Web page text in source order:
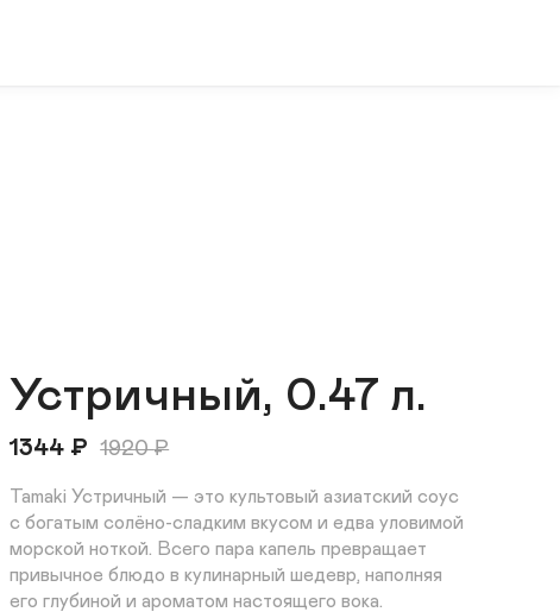
Устричный, 0.47 л.
1344 ₽ 1920₽
Tamaki Устричный — это культовый азиатский соус
с богатым солёно-сладким вкусом и едва уловимой
морской ноткой. Всего пара капель превращает
привычное блюдо в кулинарный шедевр, наполняя
его глубиной и ароматом настоящего вока.